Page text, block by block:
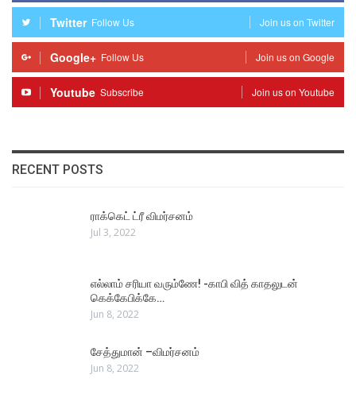
Twitter Follow Us Join us on Twitter
Google+ Follow Us Join us on Google
Youtube Subscribe Join us on Youtube
RECENT POSTS
ராக்கெட் ட்ரீ விமர்சனம்
Jul 3, 2022
எல்லாம் சரியா வரும்ணே! -காபி வித் காதலுடன்
கெக்கேபிக்கே…
Jun 8, 2022
சேத்துமான் –விமர்சனம்
Jun 8, 2022